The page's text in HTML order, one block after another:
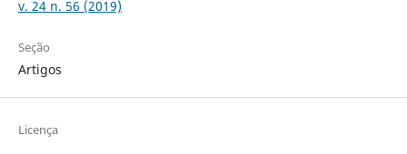
v. 24 n. 56 (2019)
Seção
Artigos
Licença